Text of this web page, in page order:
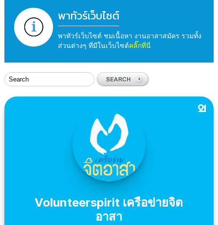
พาทัวร์เว็บไซต์
พาทัวร์เว็บไซต์ ชมเนื้อหา งานอาสาสมัคร รวมทั้ง
ส่วนต่างๆ ที่มีในเว็บไซต์คลิ๊กที่นี่